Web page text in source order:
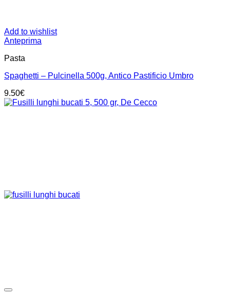
Add to wishlist
Anteprima
Pasta
Spaghetti – Pulcinella 500g, Antico Pastificio Umbro
9.50€